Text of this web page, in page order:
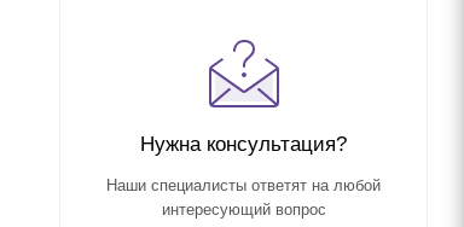
Нужна консультация?
Наши специалисты ответят на любой
интересующий вопрос